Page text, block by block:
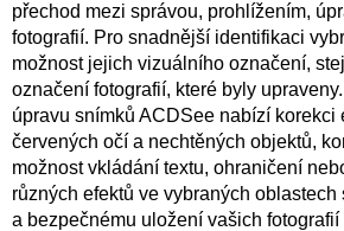
přechod mezi správou, prohlížením,
fotografií. Pro snadnější identifikaci
možnost jejich vizuálního označení,
označení fotografií, které byly
úpravu snímků ACDSee nabízí korekci
červených očí a nechtěných objektů,
možnost vkládání textu, ohraničení
různých efektů ve vybraných oblastech
a bezpečnému uložení vašich